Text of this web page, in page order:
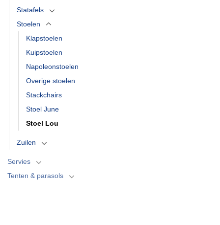
Statafels
Stoelen
Klapstoelen
Kuipstoelen
Napoleonstoelen
Overige stoelen
Stackchairs
Stoel June
Stoel Lou
Zuilen
Servies
Tenten & parasols